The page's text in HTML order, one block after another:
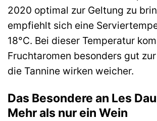
2020 optimal zur Geltung zu
empfiehlt sich eine
18°C. Bei dieser Temperatur
Fruchtaromen besonders gut
die Tannine wirken weicher.
Das Besondere an Les
Mehr als nur ein Wein